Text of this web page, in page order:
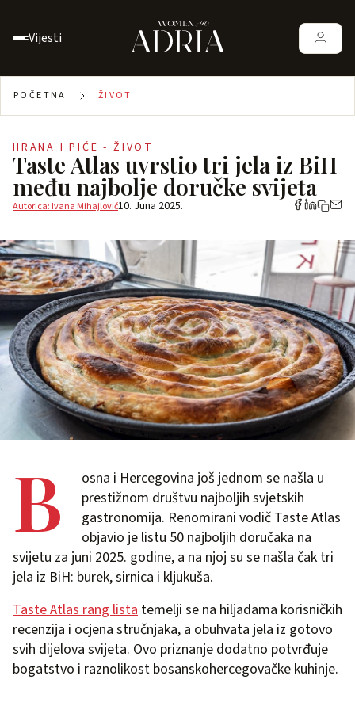
Vijesti
POČETNA ŽIVOT
HRANA I PIĆE - ŽIVOT
Taste Atlas uvrstio tri jela iz BiH
među najbolje doručke svijeta
Autorica: Ivana Mihajlović10. Juna 2025.
B
osna i Hercegovina još jednom se našla u
prestižnom društvu najboljih svjetskih
gastronomija. Renomirani vodič Taste Atlas
objavio je listu 50 najboljih doručaka na
svijetu za juni 2025. godine, a na njoj su se našla čak tri
jela iz BiH: burek, sirnica i kljukuša.
Taste Atlas rang lista temelji se na hiljadama korisničkih
recenzija i ocjena stručnjaka, a obuhvata jela iz gotovo
svih dijelova svijeta. Ovo priznanje dodatno potvrđuje
bogatstvo i raznolikost bosanskohercegovačke kuhinje.